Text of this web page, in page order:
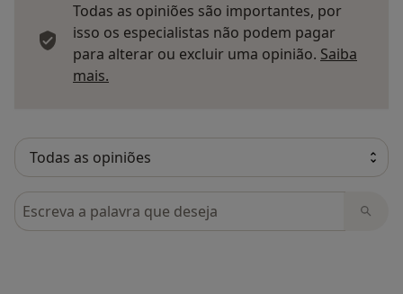
Todas as opiniões são importantes, por
isso os especialistas não podem pagar
para alterar ou excluir uma opinião. Saiba
mais.
Pesquisar em opiniões